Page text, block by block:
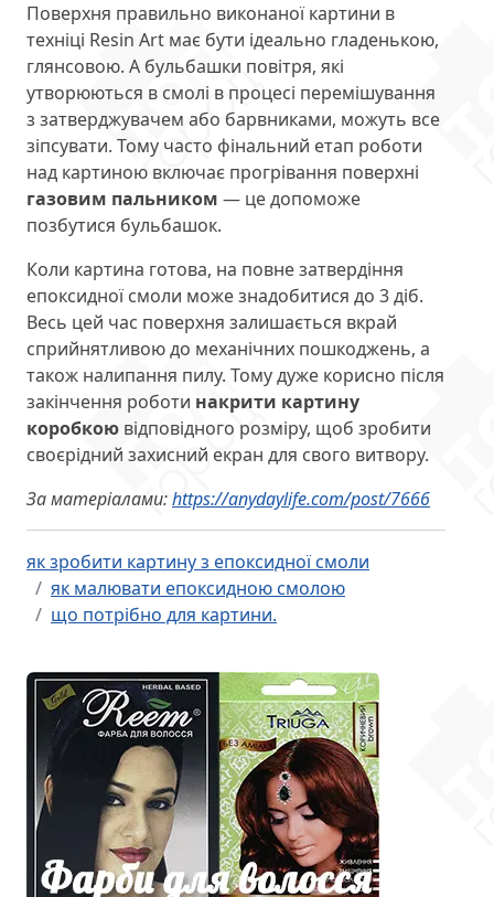
Поверхня правильно виконаної картини в
техніці Resin Art має бути ідеально гладенькою,
глянсовою. А бульбашки повітря, які
утворюються в смолі в процесі перемішування
з затверджувачем або барвниками, можуть все
зіпсувати. Тому часто фінальний етап роботи
над картиною включає прогрівання поверхні
газовим пальником — це допоможе
позбутися бульбашок.
Коли картина готова, на повне затвердіння
епоксидної смоли може знадобитися до 3 діб.
Весь цей час поверхня залишається вкрай
сприйнятливою до механічних пошкоджень, а
також налипання пилу. Тому дуже корисно після
закінчення роботи накрити картину
коробкою відповідного розміру, щоб зробити
своєрідний захисний екран для свого витвору.
За матеріалами:https://anydaylife.com/post/7666
як зробити картину з епоксидної смоли
як малювати епоксидною смолою
що потрібно для картини.